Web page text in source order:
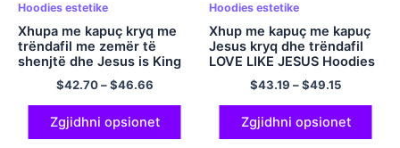
Hoodies estetike
Xhupa me kapuç kryq me
trëndafil me zemër të
shenjtë dhe Jesus is King
Hoodie Xhupa me kapuç
me kapuç me kapuç me
madhësi të BE-së Xhupa
estetike me përmasa të
mëdha për burra dhe gra
$42.70–$46.66
Zgjidhni opsionet
Hoodies estetike
Xhup me kapuç me kapuç
Jesus kryq dhe trëndafil
LOVE LIKE JESUS ​​Hoodies
Hoodie për shëndetin
mendor Gri të errët Bluzë
estetike me zinxhir dhe
poliestër xhepi
$43.19 –$49.15
Zgjidhni opsionet